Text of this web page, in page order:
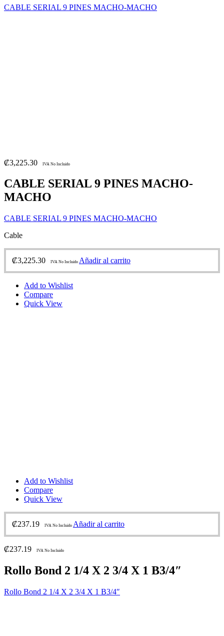
CABLE SERIAL 9 PINES MACHO-MACHO
₡3,225.30 IVA No Incluido
CABLE SERIAL 9 PINES MACHO-
MACHO
CABLE SERIAL 9 PINES MACHO-MACHO
Cable
₡3,225.30 IVA No Incluido Añadir al carrito
Add to Wishlist
Compare
Quick View
Add to Wishlist
Compare
Quick View
₡237.19 IVA No Incluido Añadir al carrito
₡237.19 IVA No Incluido
Rollo Bond 2 1/4 X 2 3/4 X 1 B3/4″
Rollo Bond 2 1/4 X 2 3/4 X 1 B3/4″